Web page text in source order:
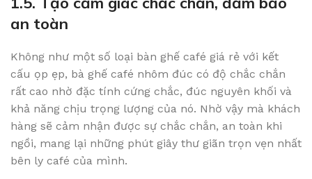
an toàn
Không như một số loại bàn ghế café giá rẻ với kết
cấu ọp ẹp, bà ghế café nhôm đúc có độ chắc chắn
rất cao nhờ đặc tính cứng chắc, đúc nguyên khối và
khả năng chịu trọng lượng của nó. Nhờ vậy mà khách
hàng sẽ cảm nhận được sự chắc chắn, an toàn khi
ngồi, mang lại những phút giây thư giãn trọn vẹn nhất
bên ly café của mình.